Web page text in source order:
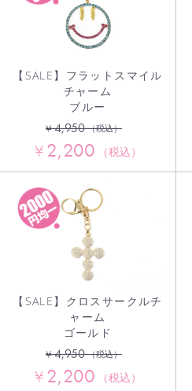
【SALE】フラットスマイル
チャーム
ブルー
¥4,950 （税込）
¥2,200 （税込）
【SALE】クロスサークルチ
ャーム
ゴールド
¥4,950 （税込）
¥2,200 （税込）